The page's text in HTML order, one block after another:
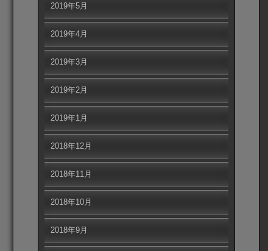
2019年5月
2019年4月
2019年3月
2019年2月
2019年1月
2018年12月
2018年11月
2018年10月
2018年9月